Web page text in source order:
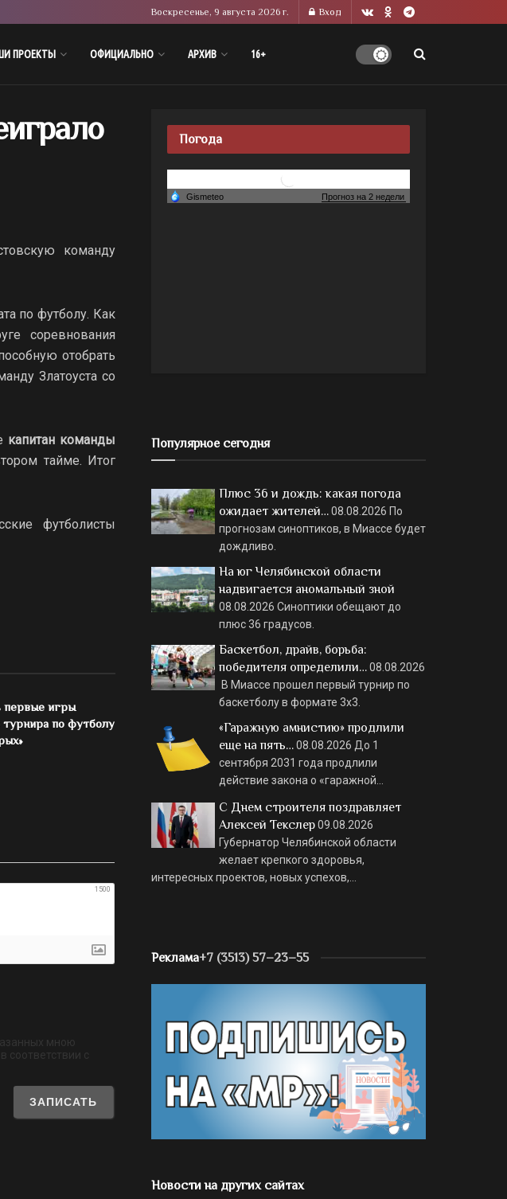
Воскресенье, 9 августа 2026 г. Вход
ПРОЕКТЫ ОФИЦИАЛЬНО АРХИВ 16+
команду
по футболу. Как
соревнования
отобрать
Златоуста со
капитан команды
тайме. Итог
футболисты
первые игры
турнира по футболу
1500
мною
с
Погода
Популярное сегодня
Плюс 36 и дождь: какая погода
ожидает жителей…08.08.2026 По
прогнозам синоптиков, в Миассе будет
дождливо.
На юг Челябинской области
надвигается аномальный зной
08.08.2026 Синоптики обещают до
плюс 36 градусов.
Баскетбол, драйв, борьба:
победителя определили…08.08.2026
В Миассе прошел первый турнир по
баскетболу в формате 3х3.
«Гаражную амнистию» продлили
еще на пять…08.08.2026 До 1
сентября 2031 года продлили
действие закона о «гаражной…
С Днем строителя поздравляет
Алексей Текслер09.08.2026
Губернатор Челябинской области
желает крепкого здоровья,
интересных проектов, новых успехов,…
Реклама+7 (3513) 57–23–55
Новости на других сайтах